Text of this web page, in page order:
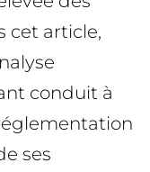
cet article,
conduit à
ses